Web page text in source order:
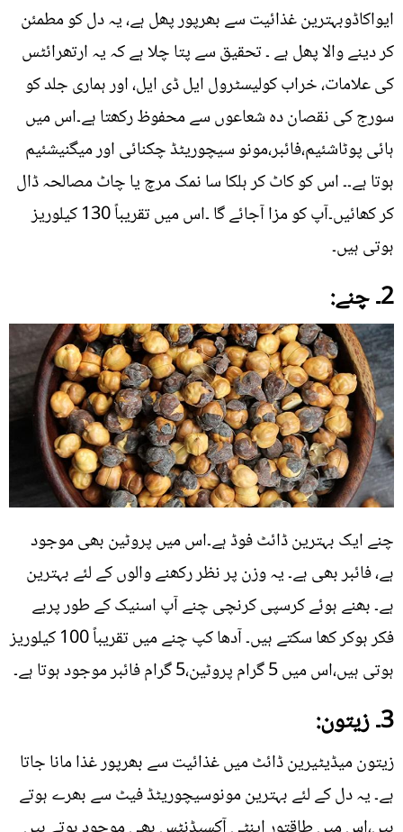
ایواکاڈوبہترین غذائیت سے بھرپور پھل ہے، یہ دل کو مطمئن
کر دینے والا پھل ہے ۔ تحقیق سے پتا چلا ہے کہ یہ ارتھرائٹس
کی علامات، خراب کولیسٹرول ایل ڈی ایل، اور ہماری جلد کو
سورج کی نقصان دہ شعاعوں سے محفوظ رکھتا ہے۔اس میں
ہائی پوٹاشئیم،فائبر،مونو سیچوریٹڈ چکنائی اور میگنیشئیم
ہوتا ہے۔۔ اس کو کاٹ کر ہلکا سا نمک مرچ یا چاٹ مصالحہ ڈال
کر کھائیں۔آپ کو مزا آجائے گا ۔اس میں تقریباً 130 کیلوریز
ہوتی ہیں۔
2۔ چنے:
چنے ایک بہترین ڈائٹ فوڈ ہے۔اس میں پروٹین بھی موجود
ہے، فائبر بھی ہے۔ یہ وزن پر نظر رکھنے والوں کے لئے بہترین
ہے۔ بھنے ہوئے کرسپی کرنچی چنے آپ اسنیک کے طور پربے
فکر ہوکر کھا سکتے ہیں۔ آدھا کپ چنے میں تقریباً 100 کیلوریز
ہوتی ہیں،اس میں 5 گرام پروٹین،5 گرام فائبر موجود ہوتا ہے۔
3۔ زیتون:
زیتون میڈیٹیرین ڈائٹ میں غذائیت سے بھرپور غذا مانا جاتا
ہے۔ یہ دل کے لئے بہترین مونوسیچوریٹڈ فیٹ سے بھرے ہوتے